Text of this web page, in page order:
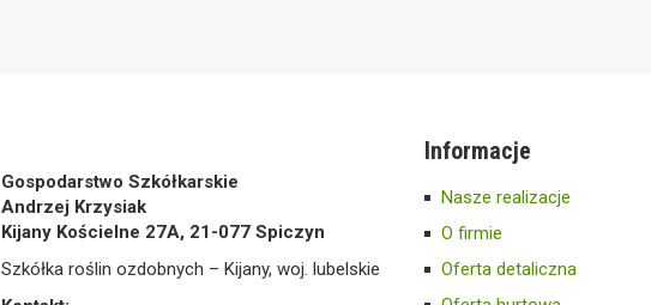
Gospodarstwo Szkółkarskie
Andrzej Krzysiak
Kijany Kościelne 27A, 21-077 Spiczyn
Szkółka roślin ozdobnych – Kijany, woj. lubelskie
Informacje
Nasze realizacje
O firmie
Oferta detaliczna